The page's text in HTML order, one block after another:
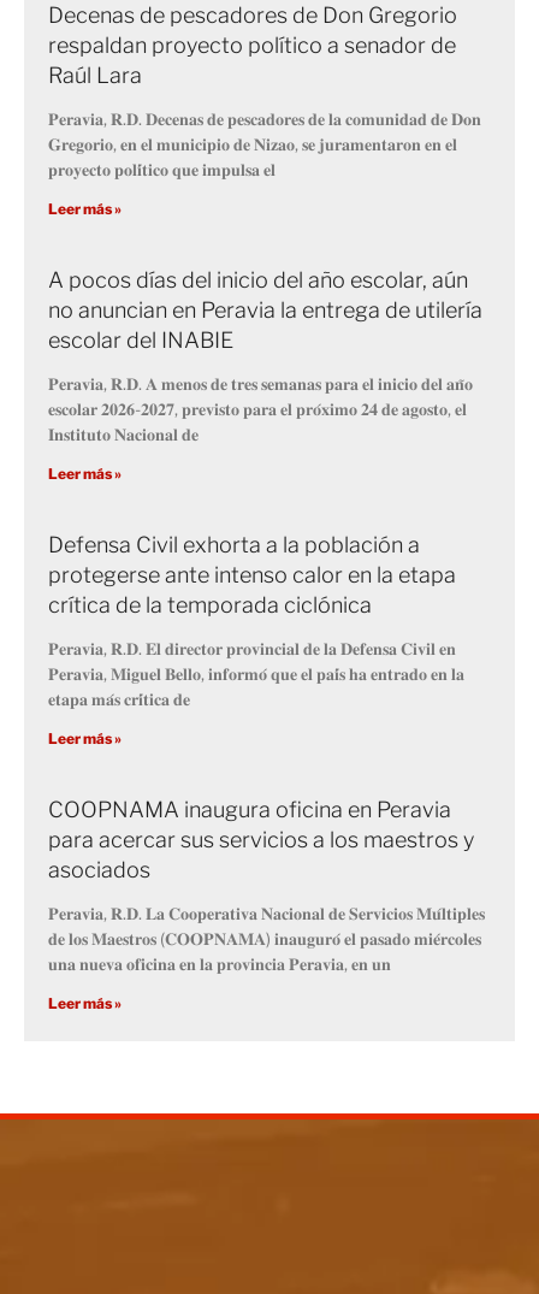
Decenas de pescadores de Don Gregorio
respaldan proyecto político a senador de
Raúl Lara
𝐏𝐞𝐫𝐚𝐯𝐢𝐚, 𝐑.𝐃. 𝐃𝐞𝐜𝐞𝐧𝐚𝐬 𝐝𝐞 𝐩𝐞𝐬𝐜𝐚𝐝𝐨𝐫𝐞𝐬 𝐝𝐞 𝐥𝐚 𝐜𝐨𝐦𝐮𝐧𝐢𝐝𝐚𝐝 𝐝𝐞 𝐃𝐨𝐧
𝐆𝐫𝐞𝐠𝐨𝐫𝐢𝐨, 𝐞𝐧 𝐞𝐥 𝐦𝐮𝐧𝐢𝐜𝐢𝐩𝐢𝐨 𝐝𝐞 𝐍𝐢𝐳𝐚𝐨, 𝐬𝐞 𝐣𝐮𝐫𝐚𝐦𝐞𝐧𝐭𝐚𝐫𝐨𝐧 𝐞𝐧 𝐞𝐥
𝐩𝐫𝐨𝐲𝐞𝐜𝐭𝐨 𝐩𝐨𝐥𝐢́𝐭𝐢𝐜𝐨 𝐪𝐮𝐞 𝐢𝐦𝐩𝐮𝐥𝐬𝐚 𝐞𝐥
Leer más »
A pocos días del inicio del año escolar, aún
no anuncian en Peravia la entrega de utilería
escolar del INABIE
𝐏𝐞𝐫𝐚𝐯𝐢𝐚, 𝐑.𝐃. 𝐀 𝐦𝐞𝐧𝐨𝐬 𝐝𝐞 𝐭𝐫𝐞𝐬 𝐬𝐞𝐦𝐚𝐧𝐚𝐬 𝐩𝐚𝐫𝐚 𝐞𝐥 𝐢𝐧𝐢𝐜𝐢𝐨 𝐝𝐞𝐥 𝐚𝐧̃𝐨
𝐞𝐬𝐜𝐨𝐥𝐚𝐫 𝟐𝟎𝟐𝟔-𝟐𝟎𝟐𝟕, 𝐩𝐫𝐞𝐯𝐢𝐬𝐭𝐨 𝐩𝐚𝐫𝐚 𝐞𝐥 𝐩𝐫𝐨́𝐱𝐢𝐦𝐨 𝟐𝟒 𝐝𝐞 𝐚𝐠𝐨𝐬𝐭𝐨, 𝐞𝐥
𝐈𝐧𝐬𝐭𝐢𝐭𝐮𝐭𝐨 𝐍𝐚𝐜𝐢𝐨𝐧𝐚𝐥 𝐝𝐞
Leer más »
Defensa Civil exhorta a la población a
protegerse ante intenso calor en la etapa
crítica de la temporada ciclónica
𝐏𝐞𝐫𝐚𝐯𝐢𝐚, 𝐑.𝐃. 𝐄𝐥 𝐝𝐢𝐫𝐞𝐜𝐭𝐨𝐫 𝐩𝐫𝐨𝐯𝐢𝐧𝐜𝐢𝐚𝐥 𝐝𝐞 𝐥𝐚 𝐃𝐞𝐟𝐞𝐧𝐬𝐚 𝐂𝐢𝐯𝐢𝐥 𝐞𝐧
𝐏𝐞𝐫𝐚𝐯𝐢𝐚, 𝐌𝐢𝐠𝐮𝐞𝐥 𝐁𝐞𝐥𝐥𝐨, 𝐢𝐧𝐟𝐨𝐫𝐦𝐨́ 𝐪𝐮𝐞 𝐞𝐥 𝐩𝐚𝐢́𝐬 𝐡𝐚 𝐞𝐧𝐭𝐫𝐚𝐝𝐨 𝐞𝐧 𝐥𝐚
𝐞𝐭𝐚𝐩𝐚 𝐦𝐚́𝐬 𝐜𝐫𝐢́𝐭𝐢𝐜𝐚 𝐝𝐞
Leer más »
COOPNAMA inaugura oficina en Peravia
para acercar sus servicios a los maestros y
asociados
𝐏𝐞𝐫𝐚𝐯𝐢𝐚, 𝐑.𝐃. 𝐋𝐚 𝐂𝐨𝐨𝐩𝐞𝐫𝐚𝐭𝐢𝐯𝐚 𝐍𝐚𝐜𝐢𝐨𝐧𝐚𝐥 𝐝𝐞 𝐒𝐞𝐫𝐯𝐢𝐜𝐢𝐨𝐬 𝐌𝐮́𝐥𝐭𝐢𝐩𝐥𝐞𝐬
𝐝𝐞 𝐥𝐨𝐬 𝐌𝐚𝐞𝐬𝐭𝐫𝐨𝐬 (𝐂𝐎𝐎𝐏𝐍𝐀𝐌𝐀) 𝐢𝐧𝐚𝐮𝐠𝐮𝐫𝐨́ 𝐞𝐥 𝐩𝐚𝐬𝐚𝐝𝐨 𝐦𝐢𝐞́𝐫𝐜𝐨𝐥𝐞𝐬
𝐮𝐧𝐚 𝐧𝐮𝐞𝐯𝐚 𝐨𝐟𝐢𝐜𝐢𝐧𝐚 𝐞𝐧 𝐥𝐚 𝐩𝐫𝐨𝐯𝐢𝐧𝐜𝐢𝐚 𝐏𝐞𝐫𝐚𝐯𝐢𝐚, 𝐞𝐧 𝐮𝐧
Leer más »